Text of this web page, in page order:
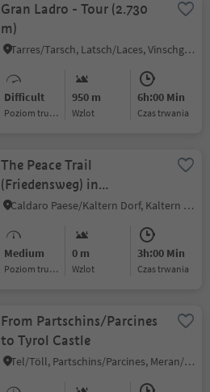
Gran Ladro - Tour (2.730
m)
Tarres/Tarsch, Latsch/Laces, Vinschgau/Val Venosta
Difficult
Poziom trudności
950 m
Wzlot
6h:00 Min
czas trwania
The Peace Trail
(Friedensweg) in
Caldaro/Kaltern
Caldaro Paese/Kaltern Dorf, Kaltern an der Weinstraße/Caldaro sulla Strada del Vino, Alto Adige Wine Road
Medium
Poziom trudności
0 m
Wzlot
3h:00 Min
czas trwania
From Partschins/Parcines
to Tyrol Castle
Tel/Töll, Partschins/Parcines, Meran/Merano and environs